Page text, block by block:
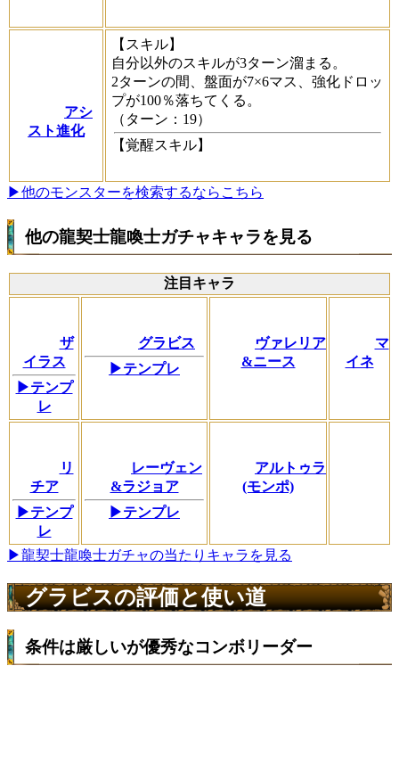
アシ
スト進化
【スキル】
自分以外のスキルが3ターン溜まる。
2ターンの間、盤面が7×6マス、強化ドロッ
プが100％落ちてくる。
（ターン：19）
【覚醒スキル】
▶他のモンスターを検索するならこちら
他の龍契士龍喚士ガチャキャラを見る
注目キャラ
ザ
イラス
▶テンプ
レ
グラビス
▶テンプレ
ヴァレリア
&ニース
マ
イネ
リ
チア
▶テンプ
レ
レーヴェン
&ラジョア
▶テンプレ
アルトゥラ
(モンポ)
▶龍契士龍喚士ガチャの当たりキャラを見る
グラビスの評価と使い道
条件は厳しいが優秀なコンボリーダー